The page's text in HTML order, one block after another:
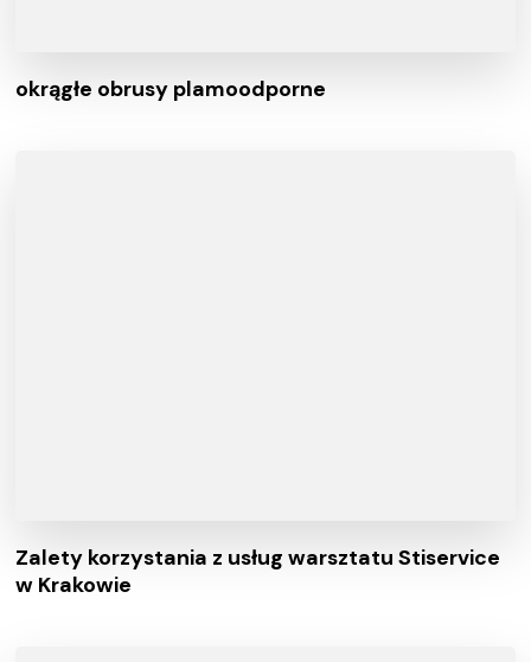
okrągłe obrusy plamoodporne
Zalety korzystania z usług warsztatu Stiservice
w Krakowie